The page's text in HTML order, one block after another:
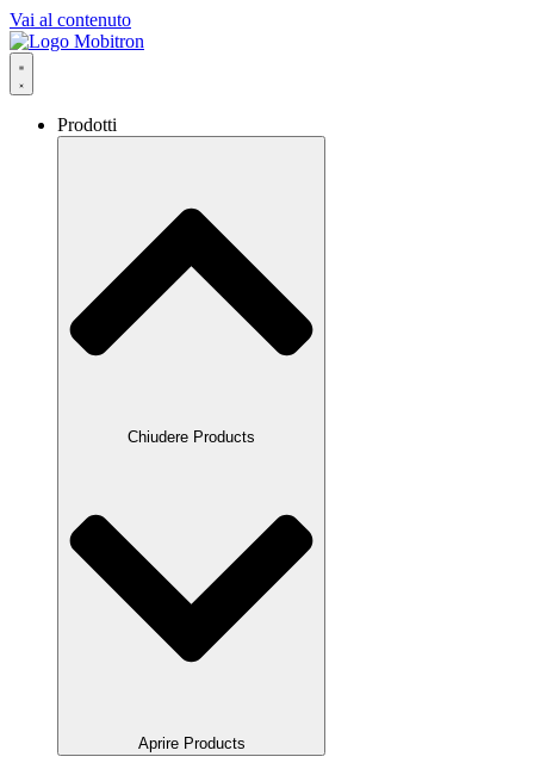
Vai al contenuto
Prodotti
Chiudere Products
Aprire Products